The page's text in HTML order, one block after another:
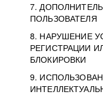
7.
ПОЛЬЗОВАТЕЛЯ
8. НАРУШЕНИЕ
РЕГИСТРАЦИИ
БЛОКИРОВКИ
9.